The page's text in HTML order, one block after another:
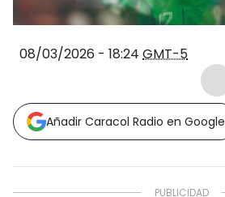
08/03/2026 - 18:24 GMT-5
Añadir Caracol Radio en Google